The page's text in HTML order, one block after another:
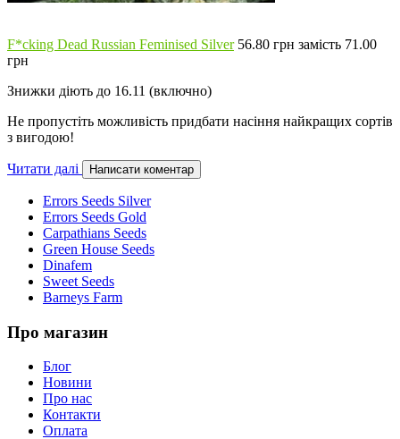
F*cking Dead Russian Feminised Silver56.80 грн замість 71.00
грн
Знижки діють до 16.11 (включно)
Не пропустіть можливість придбати насіння найкращих сортів
з вигодою!
Читати далі Написати коментар
Errors Seeds Silver
Errors Seeds Gold
Carpathians Seeds
Green House Seeds
Dinafem
Sweet Seeds
Barneys Farm
Про магазин
Блог
Новини
Про нас
Контакти
Оплата